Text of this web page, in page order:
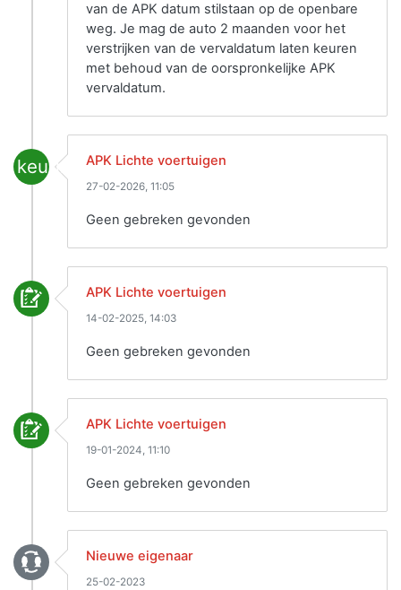
van de APK datum stilstaan op de openbare
weg. Je mag de auto 2 maanden voor het
verstrijken van de vervaldatum laten keuren
met behoud van de oorspronkelijke APK
vervaldatum.
keuring APK Lichte voertuigen
27-02-2026, 11:05
Geen gebreken gevonden
APK Lichte voertuigen
14-02-2025, 14:03
Geen gebreken gevonden
APK Lichte voertuigen
19-01-2024, 11:10
Geen gebreken gevonden
Nieuwe eigenaar
25-02-2023